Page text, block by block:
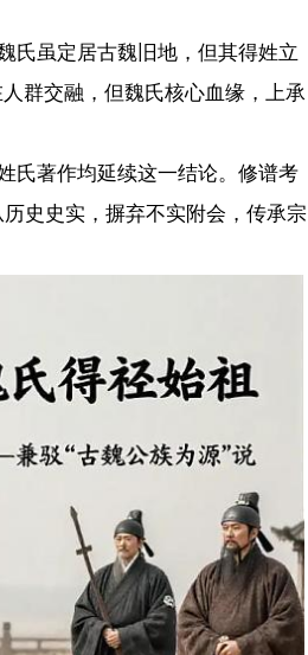
氏虽定居古魏旧地，但其得姓立
群交融，但魏氏核心血缘，上承
氏著作均延续这一结论。修谱考
史史实，摒弃不实附会，传承宗